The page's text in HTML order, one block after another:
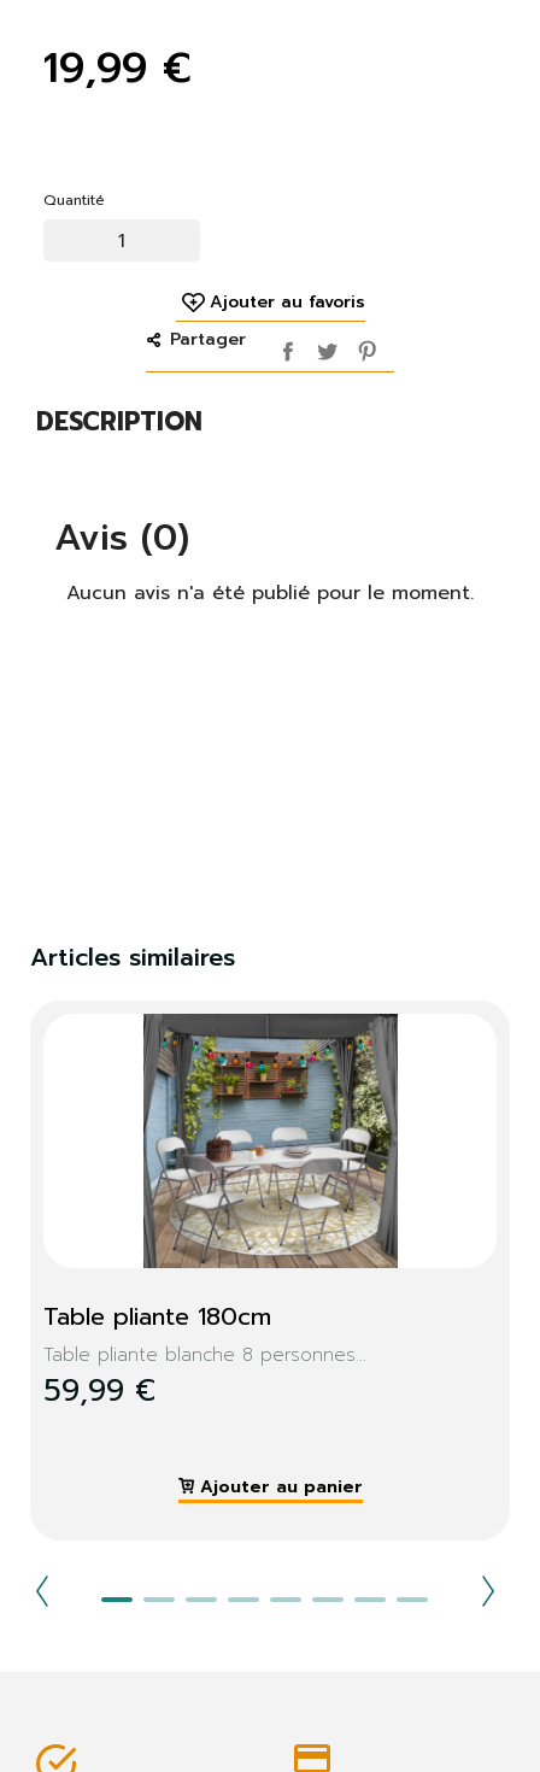
DESCRIPTION
19,99 €
Quantité
Ajouter au favoris
Partager
Avis (0)
Aucun avis n'a été publié pour le moment.
Articles similaires
Table pliante 180cm
Table pliante blanche 8 personnes...
59,99 €
Ajouter au panier
S'identifier
Fermer S'identifier